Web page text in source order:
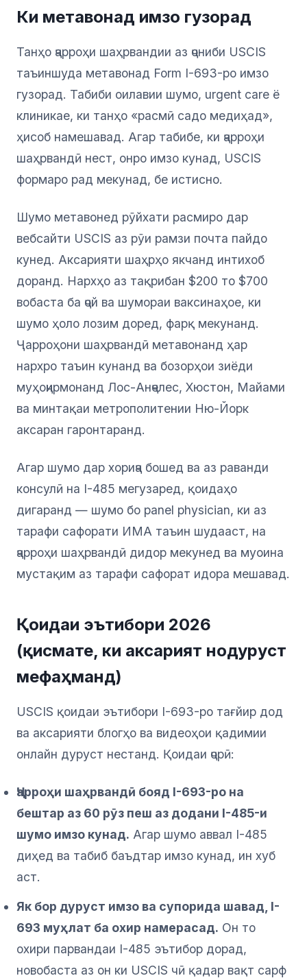
Ки метавонад имзо гузорад
Танҳо ҷарроҳи шаҳрвандии аз ҷониби USCIS
таъиншуда метавонад Form I-693-ро имзо
гузорад. Табиби оилавии шумо, urgent care ё
клиникае, ки танҳо «расмӣ садо медиҳад»,
ҳисоб намешавад. Агар табибе, ки ҷарроҳи
шаҳрвандӣ нест, онро имзо кунад, USCIS
формаро рад мекунад, бе истисно.
Шумо метавонед рӯйхати расмиро дар
вебсайти USCIS аз рӯи рамзи почта пайдо
кунед. Аксарияти шаҳрҳо якчанд интихоб
доранд. Нархҳо аз тақрибан $200 то $700
вобаста ба ҷой ва шумораи ваксинаҳое, ки
шумо ҳоло лозим доред, фарқ мекунанд.
Ҷарроҳони шаҳрвандӣ метавонанд ҳар
нархро таъин кунанд ва бозорҳои зиёди
муҳоҷирмонанд Лос-Анҷелес, Хюстон, Майами
ва минтақаи метрополитении Ню-Йорк
аксаран гаронтаранд.
Агар шумо дар хориҷа бошед ва аз раванди
консулӣ на I-485 мегузаред, қоидаҳо
дигаранд — шумо бо panel physician, ки аз
тарафи сафорати ИМА таъин шудааст, на
ҷарроҳи шаҳрвандӣ дидор мекунед ва муоина
мустақим аз тарафи сафорат идора мешавад.
Қоидаи эътибори 2026
(қисмате, ки аксарият нодуруст
мефаҳманд)
USCIS қоидаи эътибори I-693-ро тағйир дод
ва аксарияти блогҳо ва видеоҳои қадимии
онлайн дуруст нестанд. Қоидаи ҷорӣ:
Ҷарроҳи шаҳрвандӣ бояд I-693-ро на
бештар аз 60 рӯз пеш аз додани I-485-и
шумо имзо кунад. Агар шумо аввал I-485
диҳед ва табиб баъдтар имзо кунад, ин хуб
аст.
Як бор дуруст имзо ва супорида шавад, I-
693 муҳлат ба охир намерасад. Он то
охири парвандаи I-485 эътибор дорад,
новобаста аз он ки USCIS чӣ қадар вақт сарф